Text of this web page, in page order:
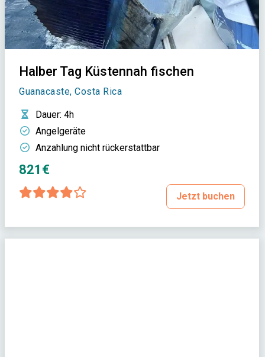
Halber Tag Küstennah fischen
Guanacaste, Costa Rica
Dauer: 4h
Angelgeräte
Anzahlung nicht rückerstattbar
821€
Jetzt buchen